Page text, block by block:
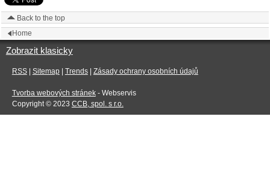
Back to the top
Home
Zobrazit klasicky
RSS| Sitemap| Trends| Zásady ochrany osobních údajů
Tvorba webových stránek- Webservis
Copyright © 2023 CCB, spol. s r.o.